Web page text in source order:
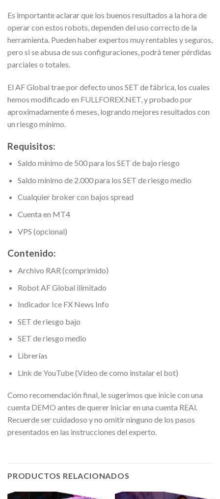
Es importante aclarar que los buenos resultados a la hora de
operar con estos robots, dependen del uso correcto de la
herramienta. Pueden haber expertos muy rentables y seguros,
pero si se abusa de sus configuraciones, podrá tener pérdidas
parciales o totales.
El AF Global trae por defecto unos SET de fábrica, los cuales
hemos modificado en FULLFOREX.NET, y probado por
aproximadamente 6 meses, logrando mejores resultados con
un riesgo mínimo.
Requisitos:
Saldo mínimo de 500 para los SET de bajo riesgo
Saldo mínimo de 2.000 para los SET de riesgo medio
Cualquier broker con bajos spread
Cuenta en MT4
VPS (opcional)
Contenido:
Archivo RAR (comprimido)
Robot AF Global ilimitado
Indicador Ice FX News Info
SET de riesgo bajo
SET de riesgo medio
Librerías
Link de YouTube (Vídeo de como instalar el bot)
Como recomendación final, le sugerimos que inicie con una
cuenta DEMO antes de querer iniciar en una cuenta REAl.
Recuerde ser cuidadoso y no omitir ninguno de los pasos
presentados en las instrucciones del experto.
PRODUCTOS RELACIONADOS